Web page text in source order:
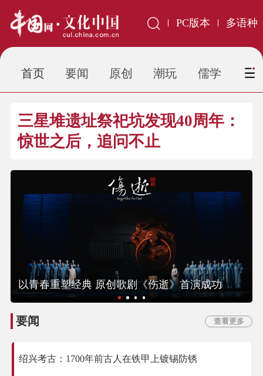
多语种
PC版本
首页 要闻 原创 潮玩 儒学 虹
三星堆遗址祭祀坑发现40周年：
惊世之后，追问不止
以青春重塑经典 原创歌剧《伤逝》首演成功
要闻 查看更多
绍兴考古：1700年前古人在铁甲上镀锡防锈